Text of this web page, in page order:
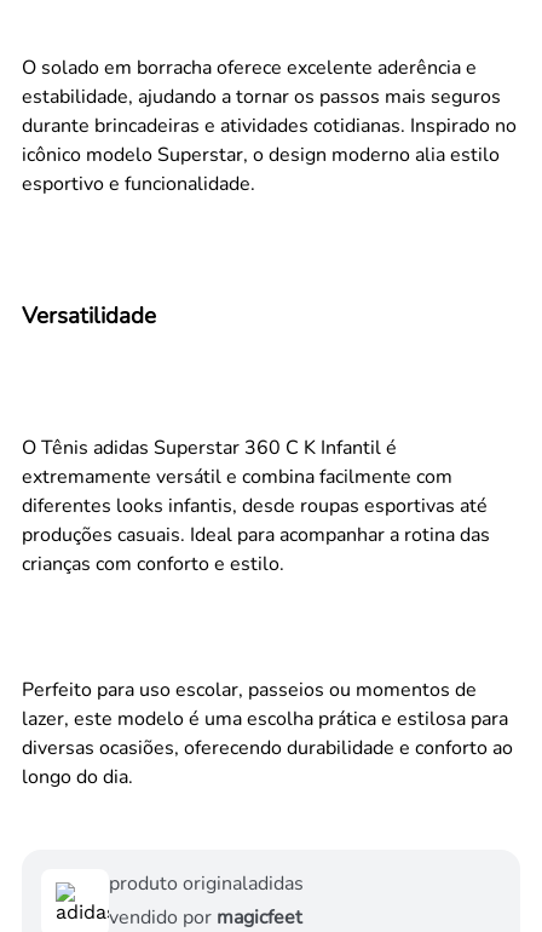
O solado em borracha oferece excelente aderência e
estabilidade, ajudando a tornar os passos mais seguros
durante brincadeiras e atividades cotidianas. Inspirado no
icônico modelo Superstar, o design moderno alia estilo
esportivo e funcionalidade.
Versatilidade
O Tênis adidas Superstar 360 C K Infantil é
extremamente versátil e combina facilmente com
diferentes looks infantis, desde roupas esportivas até
produções casuais. Ideal para acompanhar a rotina das
crianças com conforto e estilo.
Perfeito para uso escolar, passeios ou momentos de
lazer, este modelo é uma escolha prática e estilosa para
diversas ocasiões, oferecendo durabilidade e conforto ao
longo do dia.
produto originaladidas
vendido por magicfeet